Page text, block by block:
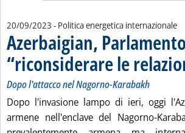
20/09/2023 - Politica energetica internazionale
Azerbaigian,
“riconsiderare le
Dopo l'attacco nel Nagorno-Karabakh
Dopo l'invasione lampo di ieri, oggi
armene nell'enclave del Nagorno-